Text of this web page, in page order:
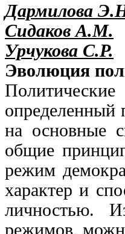
Дармилова
Сидаков А.М.
Урчукова С.Р.
Эволюция
определенный
на основные
общие
режим
характер и
личностью.
режимов,